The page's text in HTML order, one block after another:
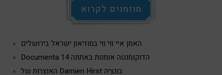
מוזמנים לקרוא
האמן איי ווי ווי במוזיאון ישראל בירושלים
Documenta 14 הדוקומנטה אומנות באתונה
האוצרות של Damien Hirst בונציה